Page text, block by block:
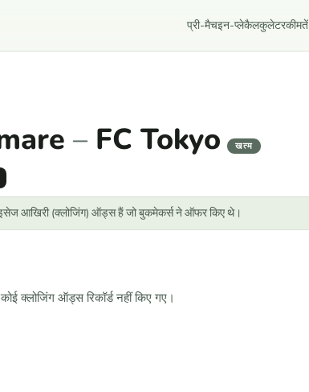
प्री-मैचइन-प्लेकैलकुलेटरकीमतें
– FC Tokyo खत्म
आखिरी (क्लोजिंग) ऑड्स हैं जो बुकमेकर्स ने ऑफर किए थे।
क्लोजिंग ऑड्स रिकॉर्ड नहीं किए गए।